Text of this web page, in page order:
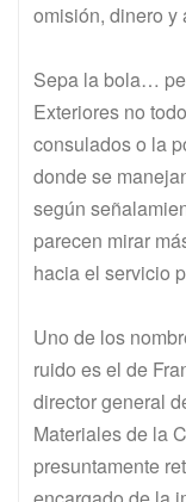
omisión, dinero y
Sepa la bola…
Exteriores no
consulados o la
donde se
según
parecen mirar
hacia el servicio
Uno de los
ruido es el de
director general
Materiales de la
presuntamente